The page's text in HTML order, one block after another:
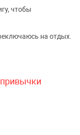
чтобы
на отдых.